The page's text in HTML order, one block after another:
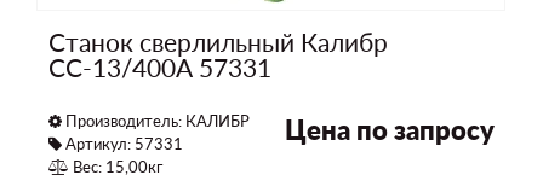
Станок сверлильный Калибр
СС-13/400А 57331
Производитель: КАЛИБР
Артикул: 57331
Вес: 15,00кг
Цена по запросу